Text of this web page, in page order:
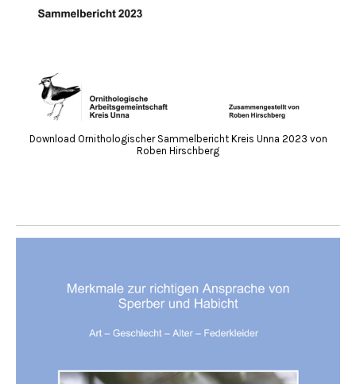
Download Ornithologischer Sammelbericht Kreis Unna 2023 von
Roben Hirschberg